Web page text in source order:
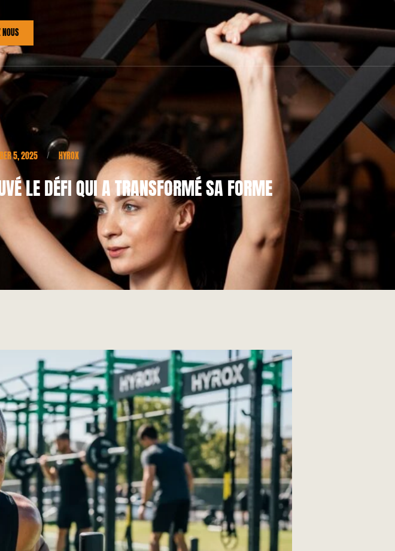
5, 2025 / HYROX
LE DÉFI QUI A TRANSFORMÉ SA FORME